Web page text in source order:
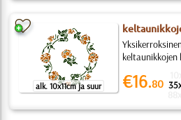
alk. 10x11cm ja suur
keltaunikkojen
€16.80